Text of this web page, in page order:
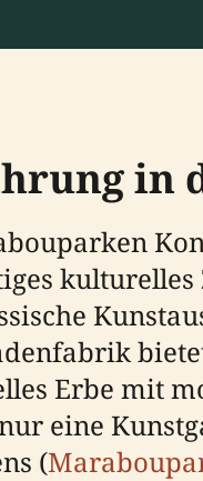
in
kulturelles
Erbe mit
eine
(